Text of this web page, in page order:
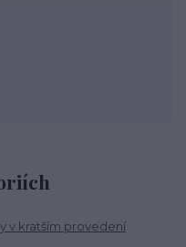
v kratším provedení